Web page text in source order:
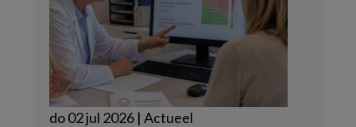
do 02 jul 2026 | Actueel